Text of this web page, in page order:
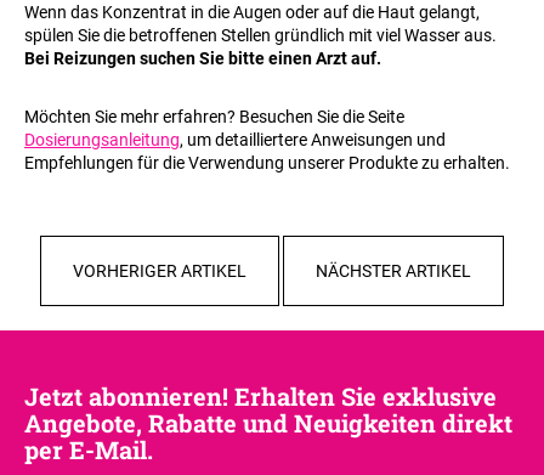
Wenn das Konzentrat in die Augen oder auf die Haut gelangt,
spülen Sie die betroffenen Stellen gründlich mit viel Wasser aus.
Bei Reizungen suchen Sie bitte einen Arzt auf.
Möchten Sie mehr erfahren? Besuchen Sie die Seite
Dosierungsanleitung, um detailliertere Anweisungen und
Empfehlungen für die Verwendung unserer Produkte zu erhalten.
VORHERIGER ARTIKEL NÄCHSTER ARTIKEL
Jetzt abonnieren! Erhalten Sie exklusive
Angebote, Rabatte und Neuigkeiten direkt
per E-Mail.